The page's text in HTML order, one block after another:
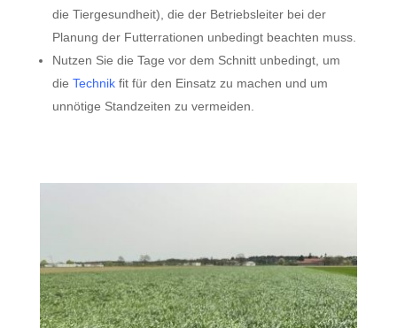
die Tiergesundheit), die der Betriebsleiter bei der
Planung der Futterrationen unbedingt beachten muss.
Nutzen Sie die Tage vor dem Schnitt unbedingt, um
die Technikfit für den Einsatz zu machen und um
unnötige Standzeiten zu vermeiden.